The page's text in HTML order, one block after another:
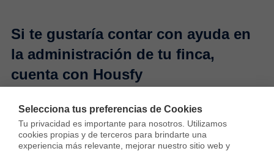
Si te gustaría contar con ayuda en
la administración de tu finca,
cuenta con Housfy
fácil, o puede que el administrador con el que se cuente
no acabe de ser de nuestro agrado, pero para ambos
casos Housfy puedeayudarte.
Selecciona tus preferencias de Cookies
Tu privacidad es importante para nosotros. Utilizamos
cookies propias y de terceros para brindarte una
experiencia más relevante, mejorar nuestro sitio web y